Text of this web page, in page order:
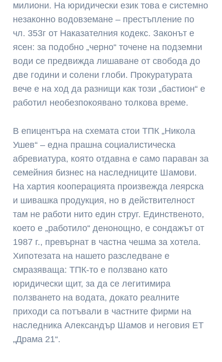
милиони. На юридически език това е системно
незаконно водовземане – престъпление по
чл. 353г от Наказателния кодекс. Законът е
ясен: за подобно „черно“ точене на подземни
води се предвижда лишаване от свобода до
две години и солени глоби. Прокуратурата
вече е на ход да разнищи как този „бастион“ е
работил необезпокоявано толкова време.
В епицентъра на схемата стои ТПК „Никола
Ушев“ – една прашна социалистическа
абревиатура, която отдавна е само параван за
семейния бизнес на наследниците Шамови.
На хартия кооперацията произвежда леярска
и шивашка продукция, но в действителност
там не работи нито един струг. Единственото,
което е „работило“ денонощно, е сондажът от
1987 г., превърнат в частна чешма за хотела.
Хипотезата на нашето разследване е
смразяваща: ТПК-то е ползвано като
юридически щит, за да се легитимира
ползването на водата, докато реалните
приходи са потъвали в частните фирми на
наследника Александър Шамов и неговия ЕТ
„Драма 21“.